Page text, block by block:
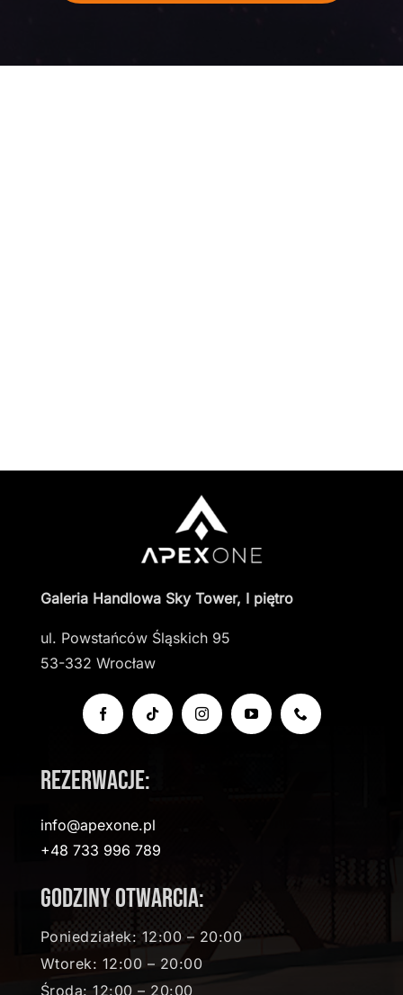
Galeria Handlowa Sky Tower, I piętro
ul. Powstańców Śląskich 95
53-332 Wrocław
Rezerwacje:
info@apexone.pl
+48 733 996 789
Godziny otwarcia:
Poniedziałek: 12:00 – 20:00
Wtorek: 12:00 – 20:00
Środa: 12:00 – 20:00